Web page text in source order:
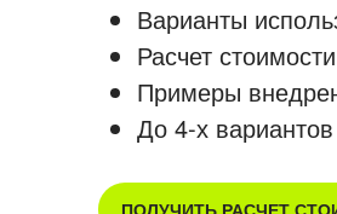
Варианты
Расчет
Примеры
До 4-х
ПОЛУЧИТЬ РАСЧЕТ